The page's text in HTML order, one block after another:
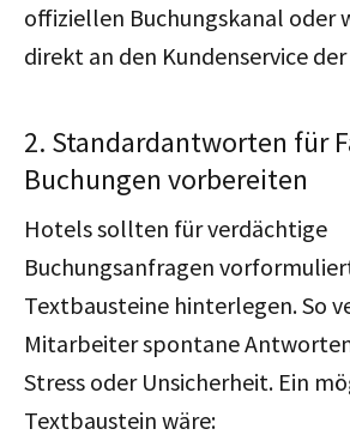
offiziellen Buchungskanal oder
direkt an den Kundenservice
2. Standardantworten für
Buchungen vorbereiten
Hotels sollten für verdächtige
Buchungsanfragen
Textbausteine hinterlegen. So
Mitarbeiter spontane
Stress oder Unsicherheit. Ein
Textbaustein wäre: